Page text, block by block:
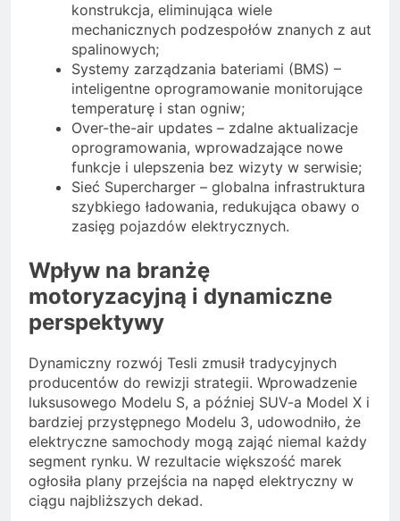
konstrukcja, eliminująca wiele
mechanicznych podzespołów znanych z aut
spalinowych;
Systemy zarządzania bateriami (BMS) –
inteligentne oprogramowanie monitorujące
temperaturę i stan ogniw;
Over-the-air updates – zdalne aktualizacje
oprogramowania, wprowadzające nowe
funkcje i ulepszenia bez wizyty w serwisie;
Sieć Supercharger – globalna infrastruktura
szybkiego ładowania, redukująca obawy o
zasięg pojazdów elektrycznych.
Wpływ na branżę
motoryzacyjną i dynamiczne
perspektywy
Dynamiczny rozwój Tesli zmusił tradycyjnych
producentów do rewizji strategii. Wprowadzenie
luksusowego Modelu S, a później SUV-a Model X i
bardziej przystępnego Modelu 3, udowodniło, że
elektryczne samochody mogą zająć niemal każdy
segment rynku. W rezultacie większość marek
ogłosiła plany przejścia na napęd elektryczny w
ciągu najbliższych dekad.